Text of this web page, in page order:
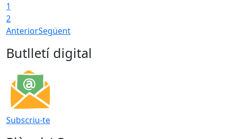
1
2
AnteriorSegüent
Butlletí digital
Subscriu-te